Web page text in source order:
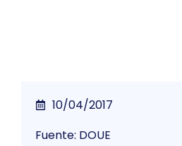
10/04/2017
Fuente: DOUE